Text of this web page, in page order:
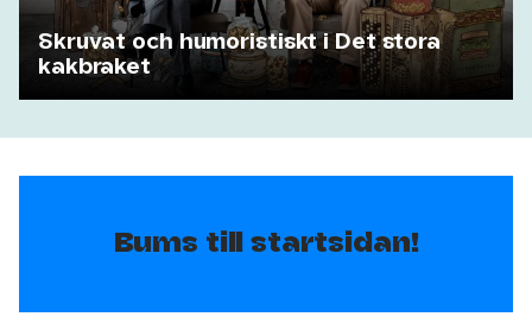
Skruvat och humoristiskt i Det stora
kakbraket
Bums till startsidan!